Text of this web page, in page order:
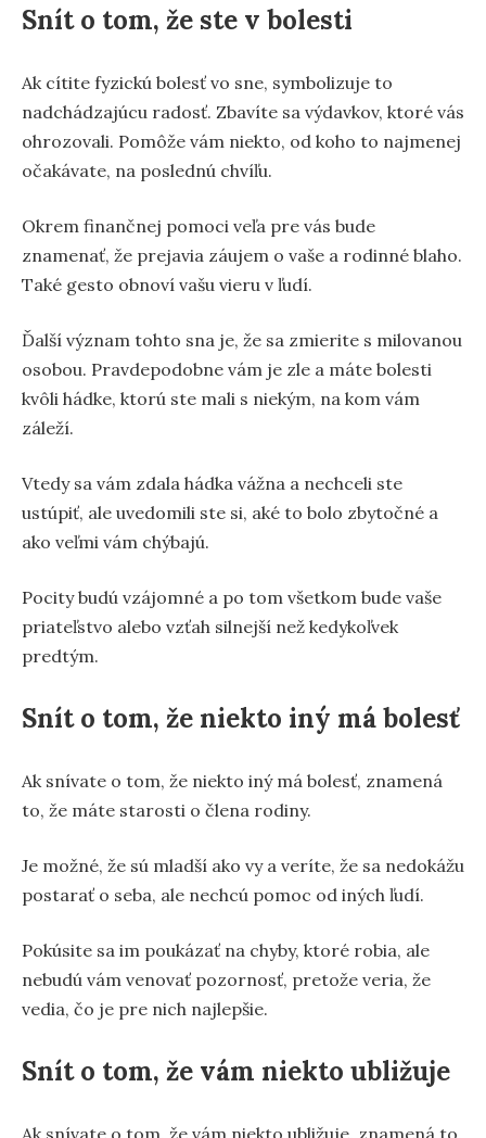
Snít o tom, že ste v bolesti
Ak cítite fyzickú bolesť vo sne, symbolizuje to
nadchádzajúcu radosť. Zbavíte sa výdavkov, ktoré vás
ohrozovali. Pomôže vám niekto, od koho to najmenej
očakávate, na poslednú chvíľu.
Okrem finančnej pomoci veľa pre vás bude
znamenať, že prejavia záujem o vaše a rodinné blaho.
Také gesto obnoví vašu vieru v ľudí.
Ďalší význam tohto sna je, že sa zmierite s milovanou
osobou. Pravdepodobne vám je zle a máte bolesti
kvôli hádke, ktorú ste mali s niekým, na kom vám
záleží.
Vtedy sa vám zdala hádka vážna a nechceli ste
ustúpiť, ale uvedomili ste si, aké to bolo zbytočné a
ako veľmi vám chýbajú.
Pocity budú vzájomné a po tom všetkom bude vaše
priateľstvo alebo vzťah silnejší než kedykoľvek
predtým.
Snít o tom, že niekto iný má bolesť
Ak snívate o tom, že niekto iný má bolesť, znamená
to, že máte starosti o člena rodiny.
Je možné, že sú mladší ako vy a veríte, že sa nedokážu
postarať o seba, ale nechcú pomoc od iných ľudí.
Pokúsite sa im poukázať na chyby, ktoré robia, ale
nebudú vám venovať pozornosť, pretože veria, že
vedia, čo je pre nich najlepšie.
Snít o tom, že vám niekto ubližuje